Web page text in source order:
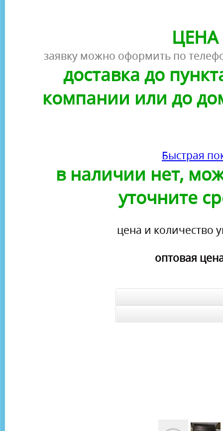
ЦЕНА
заявку можно оформить по
доставка до
компании или до
Быстрая
в наличии нет,
уточните
цена и количество
оптовая